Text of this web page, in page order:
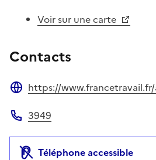
Voir sur une carte
Contacts
https://
3949
Téléphone accessible